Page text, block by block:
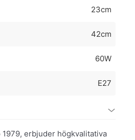
23cm
42cm
60W
E27
erbjuder högkvalitativa